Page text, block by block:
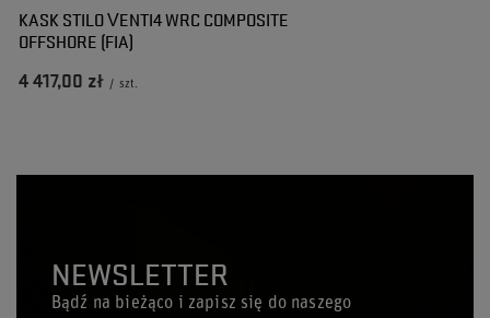
KASK STILO VENTI4 WRC COMPOSITE
OFFSHORE (FIA)
4 417,00 zł / szt.
NEWSLETTER
Bądź na bieżąco i zapisz się do naszego